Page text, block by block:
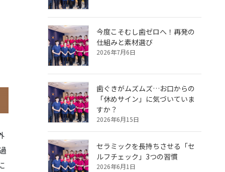
今度こそむし歯ゼロへ！再発の
仕組みと素材選び
2026年7月6日
歯ぐきがムズムズ…お口からの
「休めサイン」に気づいていま
すか？
2026年6月15日
セラミックを長持ちさせる「セ
ルフチェック」3つの習慣
2026年6月1日